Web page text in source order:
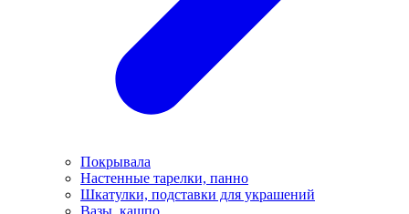
Покрывала
Настенные тарелки, панно
Шкатулки, подставки для украшений
Вазы, кашпо